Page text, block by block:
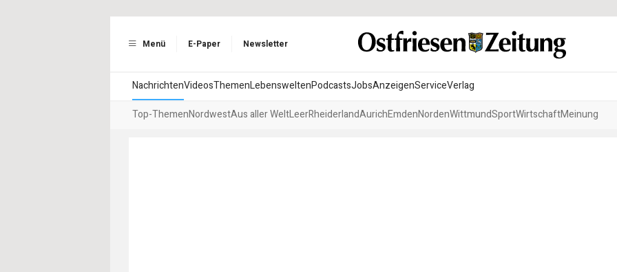
Menü E-Paper Newsletter
NachrichtenVideosThemenLebensweltenPodcastsJobsAnzeigenServiceVerlag
Top-ThemenNordwestAus aller WeltLeerRheiderlandAurichEmdenNordenWittmundSportWirtschaftMeinung